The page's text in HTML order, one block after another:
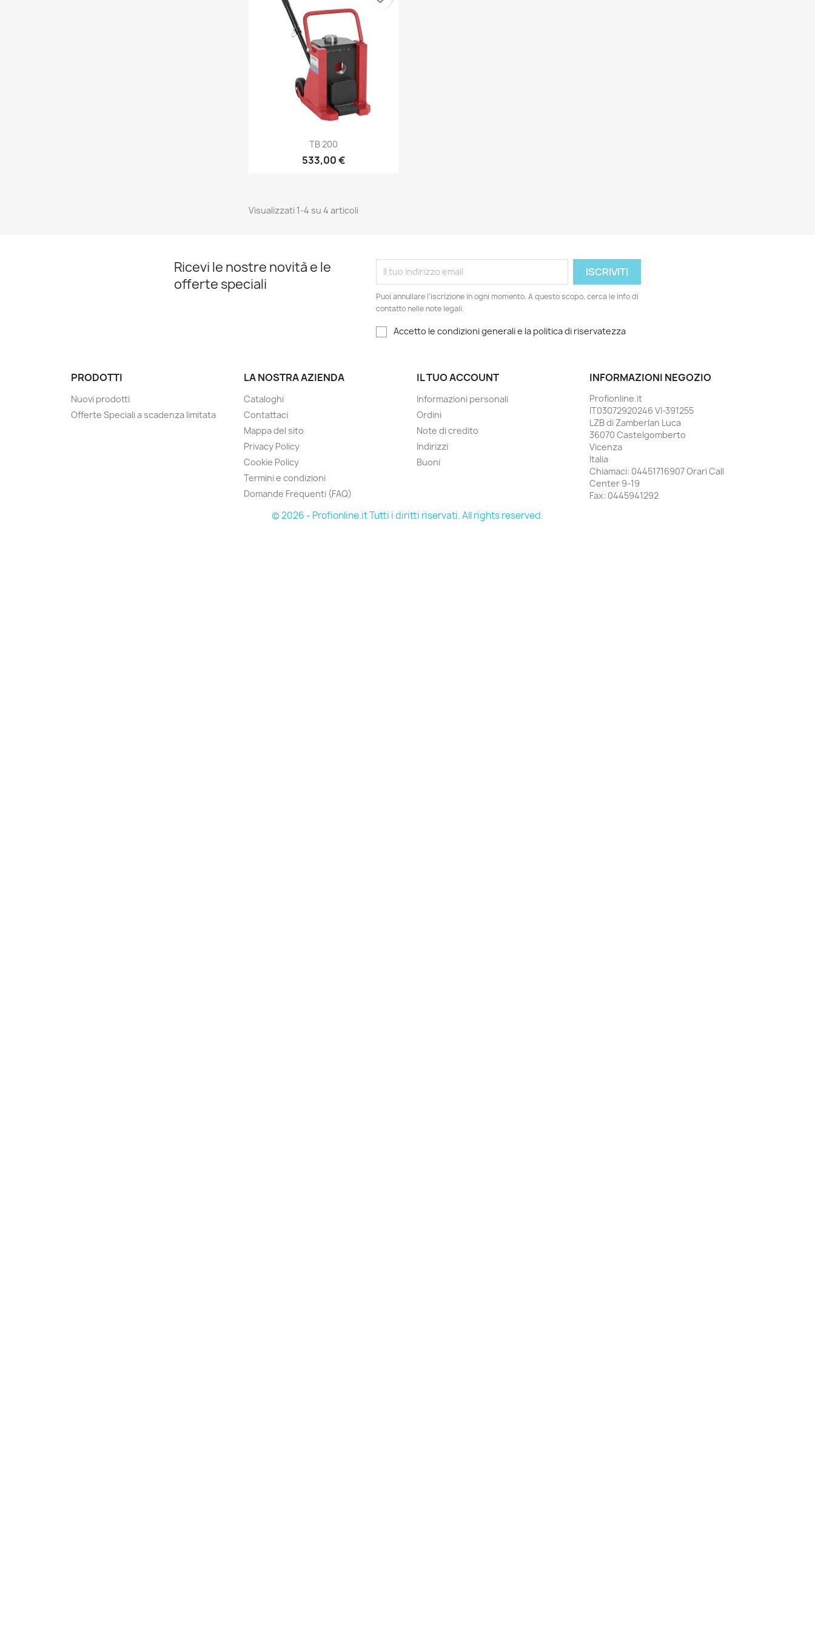
Anteprima
TB 200
533,00 €
Visualizzati 1-4 su 4 articoli
Ricevi le nostre novità e le
offerte speciali
Puoi annullare l'iscrizione in ogni momento. A questo scopo, cerca le info di
contatto nelle note legali.
Accetto le condizioni generali e la politica di riservatezza
PRODOTTI
Nuovi prodotti
Offerte Speciali a scadenza limitata
LA NOSTRA AZIENDA
Cataloghi
Contattaci
Mappa del sito
Privacy Policy
Cookie Policy
Termini e condizioni
Domande Frequenti (FAQ)
IL TUO ACCOUNT
Informazioni personali
Ordini
Note di credito
Indirizzi
Buoni
INFORMAZIONI NEGOZIO
Profionline.it
IT03072920246 VI-391255
LZB di Zamberlan Luca
36070 Castelgomberto
Vicenza
Italia
Chiamaci: 04451716907 Orari Call
Center 9-19
Fax: 0445941292
© 2026 - Profionline.it Tutti i diritti riservati. All rights reserved.